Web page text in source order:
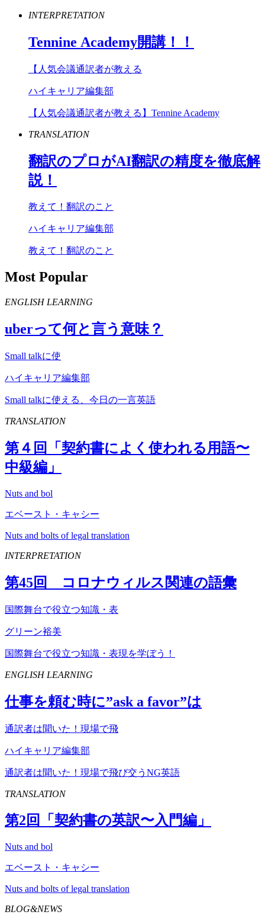
INTERPRETATION
Tennine Academy開講！！
【人気会議通訳者が教える
ハイキャリア編集部
【人気会議通訳者が教える】Tennine Academy
TRANSLATION
翻訳のプロがAI翻訳の精度を徹底解
説！
教えて！翻訳のこと
ハイキャリア編集部
教えて！翻訳のこと
Most Popular
ENGLISH LEARNING
uberって何と言う意味？
Small talkに使
ハイキャリア編集部
Small talkに使える、今日の一言英語
TRANSLATION
第４回「契約書によく使われる用語〜
中級編」
Nuts and bol
エベースト・キャシー
Nuts and bolts of legal translation
INTERPRETATION
第45回 コロナウィルス関連の語彙
国際舞台で役立つ知識・表
グリーン裕美
国際舞台で役立つ知識・表現を学ぼう！
ENGLISH LEARNING
仕事を頼む時に”ask a favor”は
通訳者は聞いた！現場で飛
ハイキャリア編集部
通訳者は聞いた！現場で飛び交うNG英語
TRANSLATION
第2回「契約書の英訳〜入門編」
Nuts and bol
エベースト・キャシー
Nuts and bolts of legal translation
BLOG&NEWS